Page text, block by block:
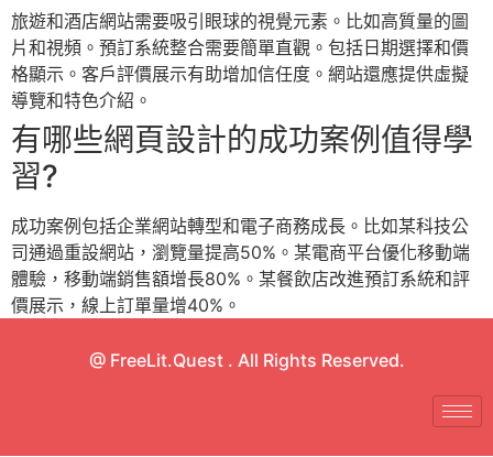
旅遊和酒店網站需要吸引眼球的視覺元素。比如高質量的圖
片和視頻。預訂系統整合需要簡單直觀。包括日期選擇和價
格顯示。客戶評價展示有助增加信任度。網站還應提供虛擬
導覽和特色介紹。
有哪些網頁設計的成功案例值得學
習?
成功案例包括企業網站轉型和電子商務成長。比如某科技公
司通過重設網站，瀏覽量提高50%。某電商平台優化移動端
體驗，移動端銷售額增長80%。某餐飲店改進預訂系統和評
價展示，線上訂單量增40%。
@ FreeLit.Quest . All Rights Reserved.